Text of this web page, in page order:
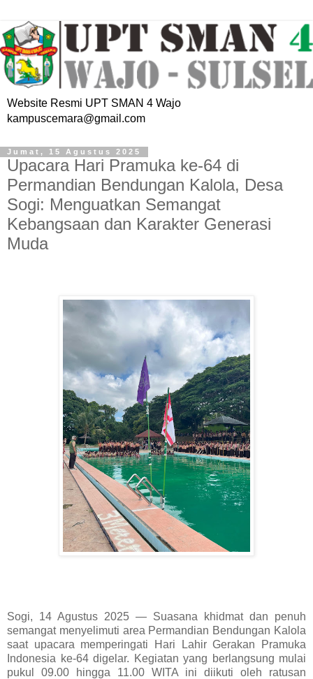
Website Resmi UPT SMAN 4 Wajo
kampuscemara@gmail.com
Jumat, 15 Agustus 2025
Upacara Hari Pramuka ke-64 di
Permandian Bendungan Kalola, Desa
Sogi: Menguatkan Semangat
Kebangsaan dan Karakter Generasi
Muda
Sogi, 14 Agustus 2025 — Suasana khidmat dan penuh
semangat menyelimuti area Permandian Bendungan Kalola
saat upacara memperingati Hari Lahir Gerakan Pramuka
Indonesia ke-64 digelar. Kegiatan yang berlangsung mulai
pukul 09.00 hingga 11.00 WITA ini diikuti oleh ratusan